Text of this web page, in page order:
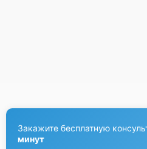
Закажите бесплатную
минут